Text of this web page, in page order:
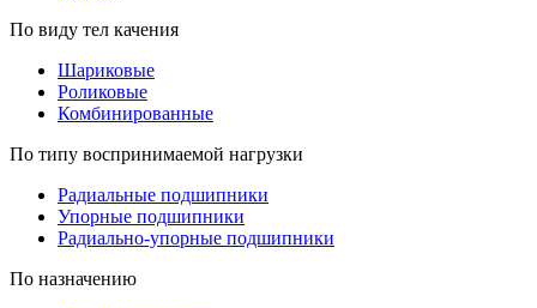
По виду тел качения
Шариковые
Роликовые
Комбинированные
По типу воспринимаемой нагрузки
Радиальные подшипники
Упорные подшипники
Радиально-упорные подшипники
По назначению